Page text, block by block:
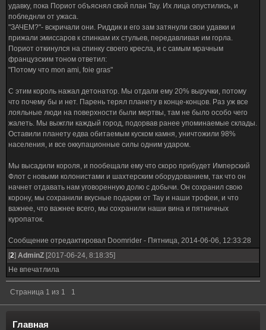
удавку, пока Пориот объяснял свой план Тау. Их лица опустились, и
побледнли от ужаса.
"ЗАЧЕМ?"- вскричали они. Риддик и его зам затянули свои удавки и
прижали эмиссаров к спинкам их стульев, передавливая им горла.
Пориот откинулся на спинку своего кресла, и с самым мрачным
французским тоном ответил:
"Потому что mon ami, foie gras"
С этим король нажал детонатор. Мы отдали ему 20% выручки, потому
что почему бы и нет. Парень терял планету в конце-концов. Раз уж все
лояльные люди на поверхности были мертвы, там не было особо чего
жалеть. Мы выжгли каждый город, подорвав ранее упоминаемые склады.
Оставили планету едва обитаемым куском камня, уничтожили 98%
населения, и все оккупационные силы одним ударом.
Мы высадили короля, и пообещали ему что скоро прибудет Имперский
Флот с новыми колонистами и шахтерским оборудованием, так что он
начнет отдавать нам уговоренную долю с добычи. Он сохранил свою
корону, мы сохранили вкусные подарки от Тау и наши трофеи, и что
важнее, что важнее всего, мы сохранили наши вина и пятничных
куропаток.
Сообщение отредактировал Doomrider - Пятница, 2014-06-06, 12:33:28
[2] AdminZ [2017-06-24, 8:18:35]
Не впечатлила
Страница 1 из 1 1
Главная